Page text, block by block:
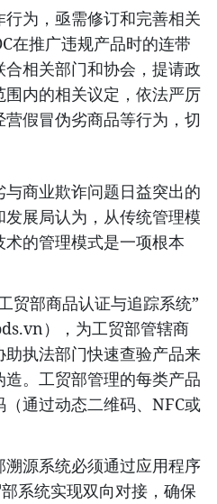
为，亟需修订和完善相关
在推广违规产品时的连带
相关部门和协会，提请政
内的相关议定，依法严厉
假冒伪劣商品等行为，切
商业欺诈问题日益突出的
展局认为，从传统管理模
的管理模式是一项根本
贸部商品认证与追踪系统”
），为工贸部管辖商
执法部门快速查验产品来
。工贸部管理的每类产品
通过动态二维码、NFC或
源系统必须通过应用程序
系统实现双向对接，确保